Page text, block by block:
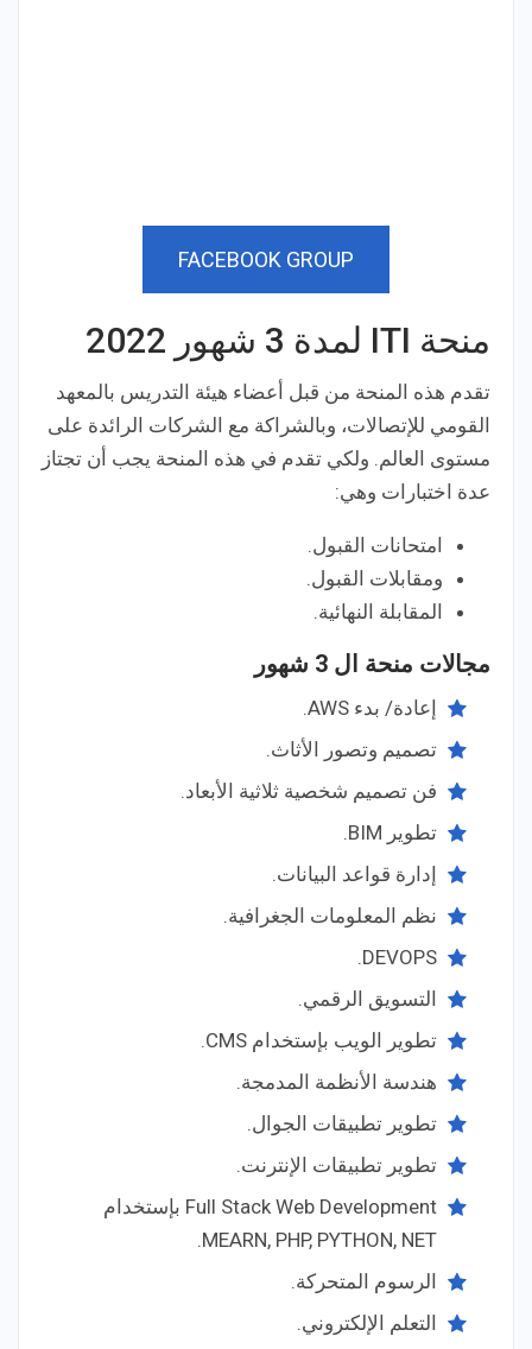
FACEBOOK GROUP
منحة ITI لمدة 3 شهور 2022
تقدم هذه المنحة من قبل أعضاء هيئة التدريس بالمعهد
القومي للإتصالات، وبالشراكة مع الشركات الرائدة على
مستوى العالم. ولكي تقدم في هذه المنحة يجب أن تجتاز
عدة اختبارات وهي:
امتحانات القبول.
ومقابلات القبول.
المقابلة النهائية.
مجالات منحة ال 3 شهور
إعادة/ بدء AWS.
تصميم وتصور الأثاث.
فن تصميم شخصية ثلاثية الأبعاد.
تطوير BIM.
إدارة قواعد البيانات.
نظم المعلومات الجغرافية.
DEVOPS.
التسويق الرقمي.
تطوير الويب بإستخدام CMS.
هندسة الأنظمة المدمجة.
تطوير تطبيقات الجوال.
تطوير تطبيقات الإنترنت.
Full Stack Web Development بإستخدام
MEARN, PHP, PYTHON, NET.
الرسوم المتحركة.
التعلم الإلكتروني.